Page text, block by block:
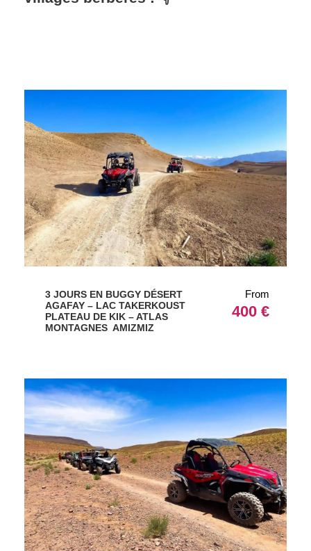
3 JOURS EN BUGGY DÉSERT
AGAFAY – LAC TAKERKOUST
PLATEAU DE KIK – ATLAS
MONTAGNES AMIZMIZ
From
400 €